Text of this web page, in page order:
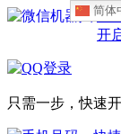
简体
设
开
只需一步，快速